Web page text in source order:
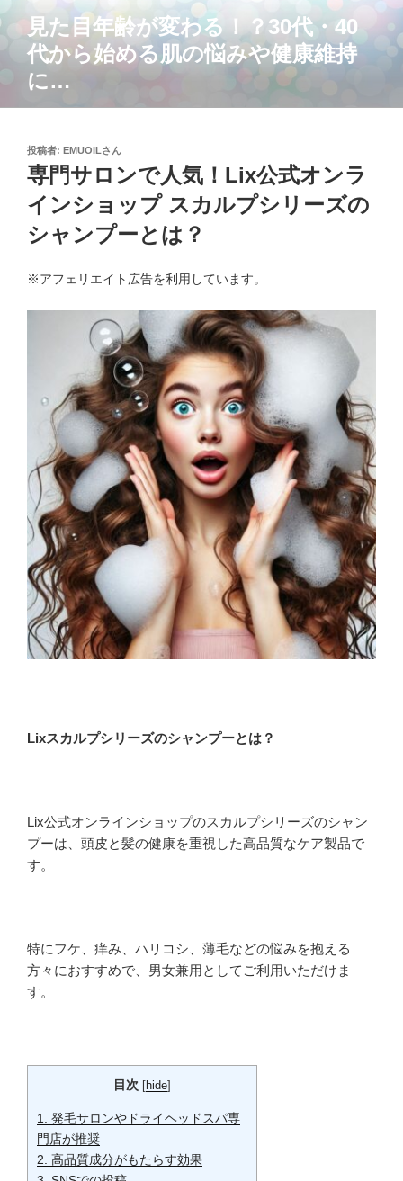
見た目年齢が変わる！？30代・40
代から始める肌の悩みや健康維持
に…
投
稿
日:
投稿者: EMUOILさん
専門サロンで人気！Lix公式オンラ
インショップ スカルプシリーズの
シャンプーとは？
※アフェリエイト広告を利用しています。
Lixスカルプシリーズのシャンプーとは？
Lix公式オンラインショップのスカルプシリーズのシャン
プーは、頭皮と髪の健康を重視した高品質なケア製品で
す。
特にフケ、痒み、ハリコシ、薄毛などの悩みを抱える
方々におすすめで、男女兼用としてご利用いただけま
す。
目次 [hide]
1.
発毛サロンやドライヘッドスパ専
門店が推奨
2. 高品質成分がもたらす効果